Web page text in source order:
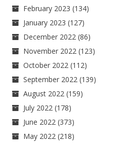
February 2023 (134)
January 2023 (127)
December 2022 (86)
November 2022 (123)
October 2022 (112)
September 2022 (139)
August 2022 (159)
July 2022 (178)
June 2022 (373)
May 2022 (218)